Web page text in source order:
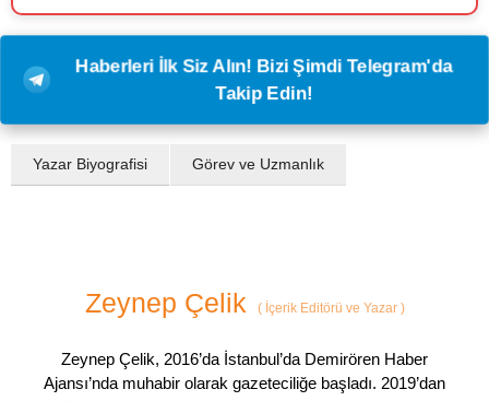
Haberleri İlk Siz Alın! Bizi Şimdi Telegram'da
Takip Edin!
Yazar Biyografisi Görev ve Uzmanlık
Zeynep Çelik (İçerik Editörü ve Yazar )
Zeynep Çelik, 2016’da İstanbul’da Demirören Haber
Ajansı’nda muhabir olarak gazeteciliğe başladı. 2019’dan